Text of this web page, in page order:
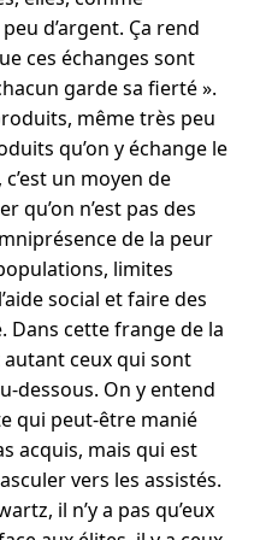
d’argent. Ça rend
ces échanges sont
garde sa fierté ».
même très peu
qu’on y échange le
un moyen de
qu’on n’est pas des
de la peur
limites
social et faire des
Dans cette frange de la
ceux qui sont
dessous. On y entend
qui peut-être manié
acquis, mais qui est
vers les assistés.
il n’y a pas qu’eux